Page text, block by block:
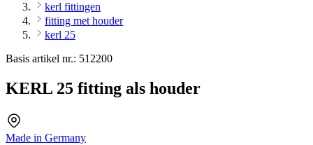
kerl fittingen
fitting met houder
kerl 25
Basis artikel nr.: 512200
KERL 25 fitting als houder
Made in Germany